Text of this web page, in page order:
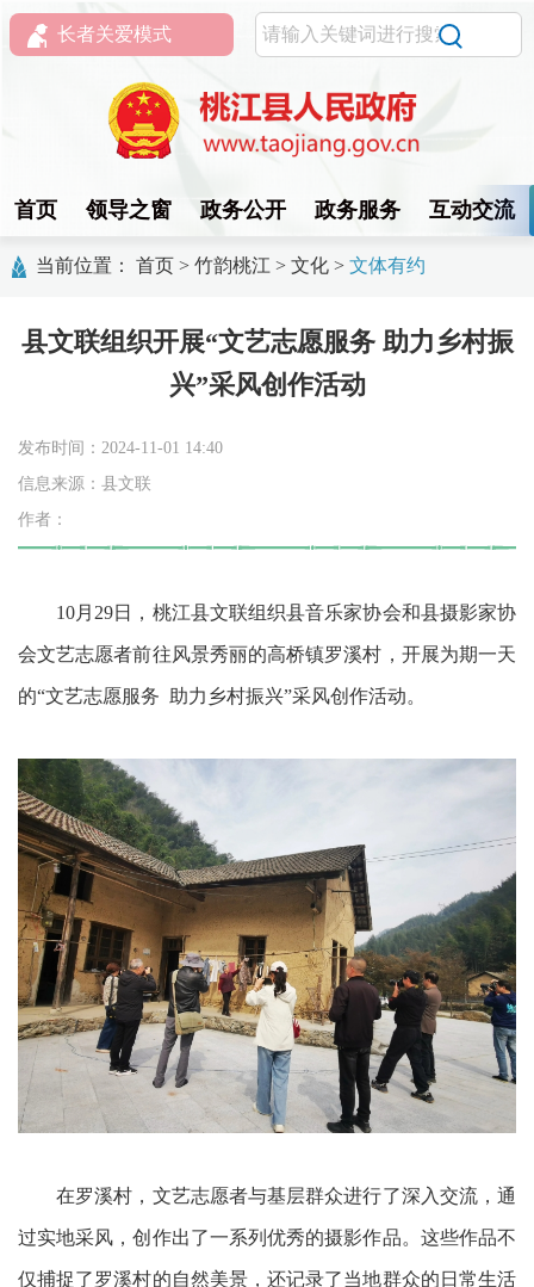
长者关爱模式
首页 领导之窗 政务公开 政务服务 互动交流
当前位置： 首页 > 竹韵桃江 > 文化 > 文体有约
县文联组织开展“文艺志愿服务 助力乡村振
兴”采风创作活动
发布时间：2024-11-01 14:40
信息来源：县文联
作者：
10月29日，桃江县文联组织县音乐家协会和县摄影家协
会文艺志愿者前往风景秀丽的高桥镇罗溪村，开展为期一天
的“文艺志愿服务 助力乡村振兴”采风创作活动。
在罗溪村，文艺志愿者与基层群众进行了深入交流，通
过实地采风，创作出了一系列优秀的摄影作品。这些作品不
仅捕捉了罗溪村的自然美景，还记录了当地群众的日常生活